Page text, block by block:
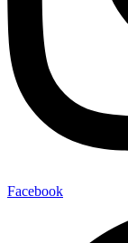
Facebook